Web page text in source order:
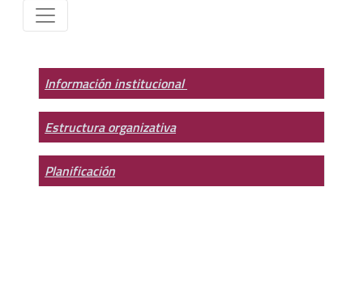
Información institucional
Estructura organizativa
Planificación